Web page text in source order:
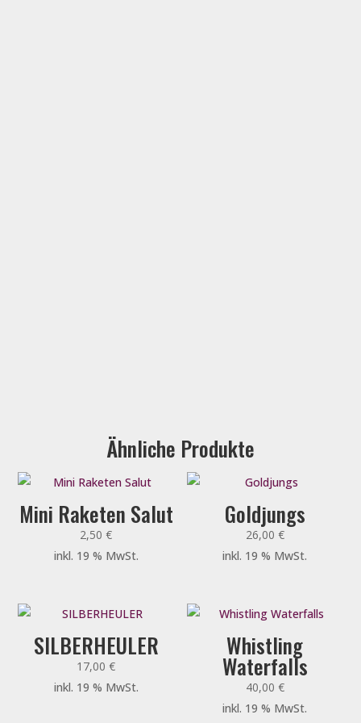
Ähnliche Produkte
Mini Raketen Salut
2,50€
inkl. 19 % MwSt.
Goldjungs
26,00 €
inkl. 19 % MwSt.
SILBERHEULER
17,00€
inkl. 19 % MwSt.
Whistling
Waterfalls
40,00 €
inkl. 19 % MwSt.